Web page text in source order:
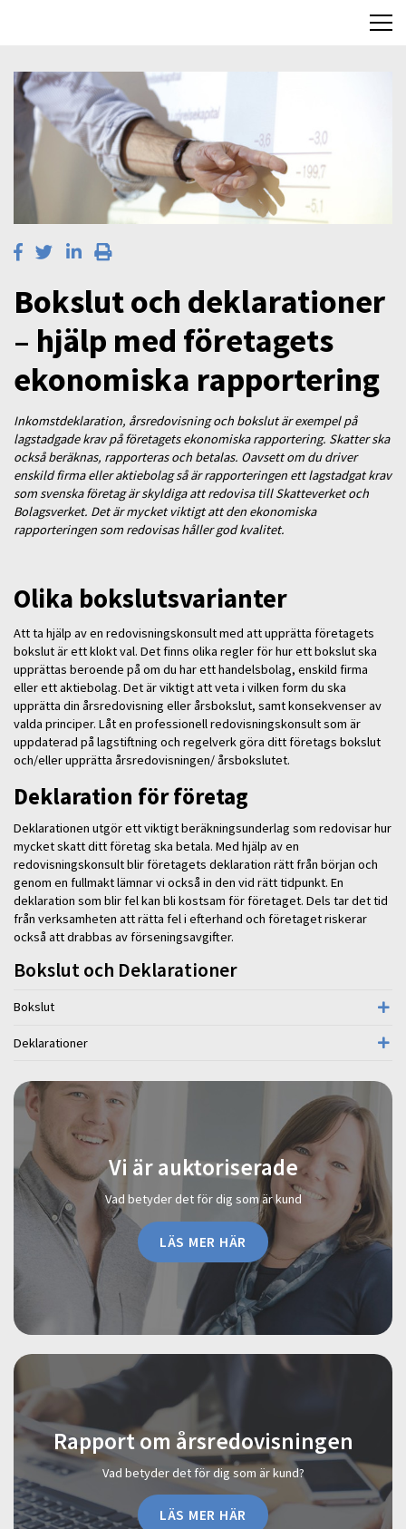
Bokslut och deklarationer
– hjälp med företagets
ekonomiska rapportering
Inkomstdeklaration, årsredovisning och bokslut är exempel på
lagstadgade krav på företagets ekonomiska rapportering. Skatter ska
också beräknas, rapporteras och betalas. Oavsett om du driver
enskild firma eller aktiebolag så är rapporteringen ett lagstadgat krav
som svenska företag är skyldiga att redovisa till Skatteverket och
Bolagsverket. Det är mycket viktigt att den ekonomiska
rapporteringen som redovisas håller god kvalitet.
Olika bokslutsvarianter
Att ta hjälp av en redovisningskonsult med att upprätta företagets
bokslut är ett klokt val. Det finns olika regler för hur ett bokslut ska
upprättas beroende på om du har ett handelsbolag, enskild firma
eller ett aktiebolag. Det är viktigt att veta i vilken form du ska
upprätta din årsredovisning eller årsbokslut, samt konsekvenser av
valda principer. Låt en professionell redovisningskonsult som är
uppdaterad på lagstiftning och regelverk göra ditt företags bokslut
och/eller upprätta årsredovisningen/ årsbokslutet.
Deklaration för företag
Deklarationen utgör ett viktigt beräkningsunderlag som redovisar hur
mycket skatt ditt företag ska betala. Med hjälp av en
redovisningskonsult blir företagets deklaration rätt från början och
genom en fullmakt lämnar vi också in den vid rätt tidpunkt. En
deklaration som blir fel kan bli kostsam för företaget. Dels tar det tid
från verksamheten att rätta fel i efterhand och företaget riskerar
också att drabbas av förseningsavgifter.
Bokslut och Deklarationer
Bokslut
Deklarationer
Vi är auktoriserade
Vad betyder det för dig som är kund
LÄS MER HÄR
Rapport om årsredovisningen
Vad betyder det för dig som är kund?
LÄS MER HÄR